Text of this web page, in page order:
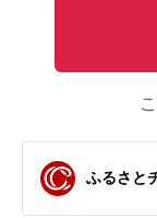
ふるさと